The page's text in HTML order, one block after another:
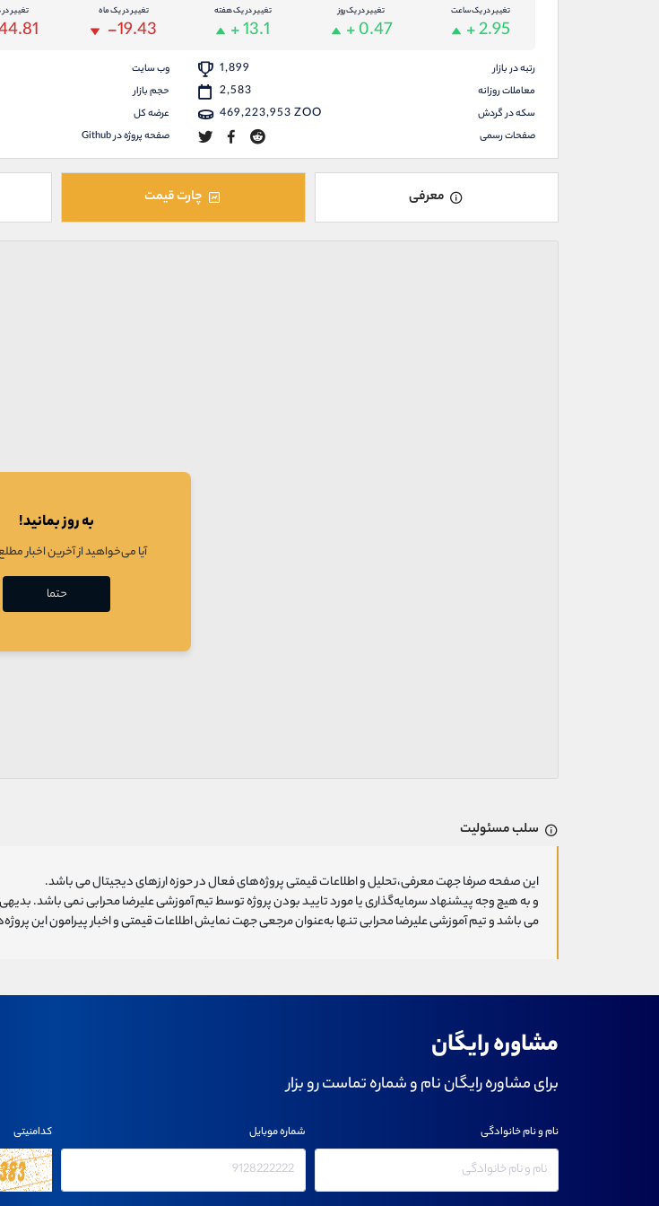
تغییر در یک ساعت
+ 2.95
تغییر در یک روز
+ 0.47
تغییر در یک هفته
+ 13.1
تغییر در یک ماه
-19.43
تغییر
رتبه در بازار 1,899 وب سایت
معاملات روزانه 2,583 حجم بازار
سکه در گردش 469,223,953ZOO عرضه کل
صفحات رسمی صفحه پروژه در Github
معرفی چارت قیمت
سلب مسئولیت
این صفحه صرفا جهت معرفی،تحلیل و اطلاعات قیمتی پروژه‌های فعال در حوزه ارزهای دیجیتال می باشد.
و به هیچ وجه پیشنهاد سرمایه‌گذاری یا مورد تایید بودن پروژه توسط تیم آموزشی علیرضا محرابی نمی باشد.
می باشد و تیم آموزشی علیرضا محرابی تنها به‌عنوان مرجعی جهت نمایش اطلاعات قیمتی و اخبار پیرامون این
مشاوره رایگان
برای مشاوره رایگان نام و شماره تماست رو بزار
نام و نام خانوادگی شماره موبایل کدامنیتی
به روز بمانید!
آیا می‌خواهید از آخرین اخبار
حتما